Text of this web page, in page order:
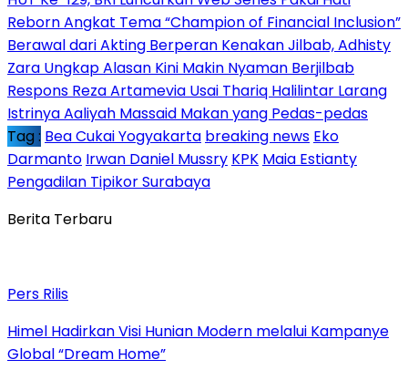
Reborn Angkat Tema “Champion of Financial Inclusion”
Berawal dari Akting Berperan Kenakan Jilbab, Adhisty
Zara Ungkap Alasan Kini Makin Nyaman Berjilbab
Respons Reza Artamevia Usai Thariq Halilintar Larang
Istrinya Aaliyah Massaid Makan yang Pedas-pedas
Tag : Bea Cukai Yogyakarta breaking news Eko
Darmanto Irwan Daniel Mussry KPK Maia Estianty
Pengadilan Tipikor Surabaya
Berita Terbaru
Pers Rilis
Himel Hadirkan Visi Hunian Modern melalui Kampanye
Global “Dream Home”